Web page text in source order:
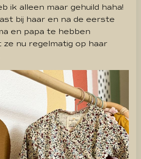
ik alleen maar gehuild haha!
bij haar en na de eerste
en papa te hebben
ze nu regelmatig op haar